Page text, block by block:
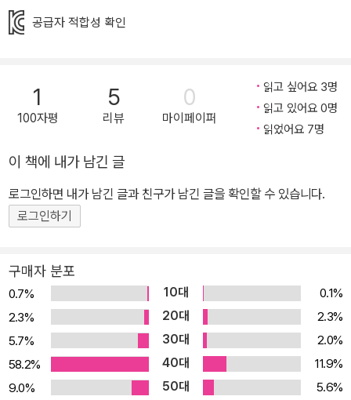
를 더욱 풍성하게 살렸다. ■ 상인, 선원, 모험가로 살아간 한 남자의
으로 자꾸만 바닷길로 뛰쳐나간다. 무역상이 되어 해적과 만나기도
하고 무어인의 노예로 붙잡히기도 하지만 로빈슨은 결국 또 한 번 운
명적인 항해에 나선다. 그러나 폭풍에 휘말려 배가 난파하고 홀로 무
인도에 표류하게 된 로빈슨은 28년간 그곳에서 삶을 개척하며 놀라
야심을 품고 해외 식민지 확립에 경쟁적으로 뛰어들었다. 그 시기를
함께한 대니얼 디포는 상업, 무역, 정치 등 다방면에서 열정적으로 활
이뿐만 아니라 사회와 정치에 대한 자신의 소신을 담은 여러 편의 소
책자를 펴내기도 하였다. 그러나 그의 활동이 항상 성공을 거둔 것은
아니었다. 사업으로 인해 평생 빚에 시달려야 했고, 정치 활동으로 인
해 감옥살이도 감내해야 했다. 말 그대로 파란만장한 삶을 살아간 대
니얼 디포가 59세에 이르러 발표한 『로빈슨 크루소』는 뛰어난 기록
가이자 관찰자, 활동가였던 그의 경험과 생각이 집약된 작품이라 할
공급자 적합성 확인
1
100자평
5
리뷰
0
마이페이퍼
읽고 싶어요 3명
읽고 있어요 0명
읽었어요 7명
이 책에 내가 남긴 글
로그인하면 내가 남긴 글과 친구가 남긴 글을 확인할 수 있습니다.
로그인하기
구매자 분포
0.7% 10대
0.1%
2.3%
20대
2.3%
5.7%
30대
2.0%
58.2%
40대
11.9%
9.0%
50대 5.6%